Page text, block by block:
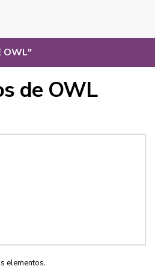
OWL"
de OWL
elementos.